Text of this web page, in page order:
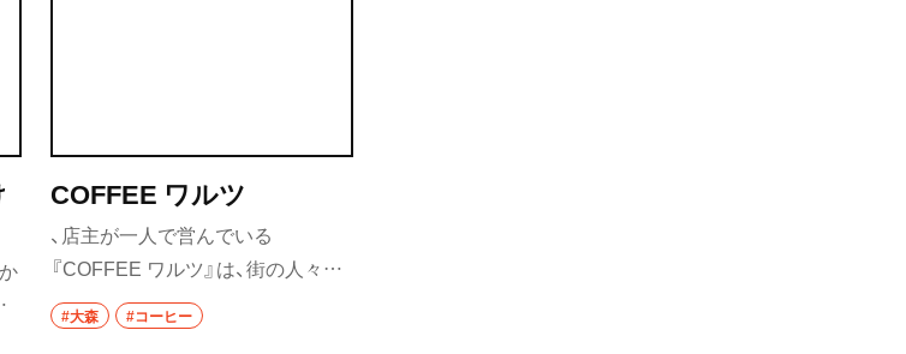
COFFEE ワルツ
、店主が一人で営んでいる
『COFFEE ワルツ』は、街の人々の
止まり木のような存在となってい
る。店主との会話も醍醐味の一つ
#大森 #コーヒー